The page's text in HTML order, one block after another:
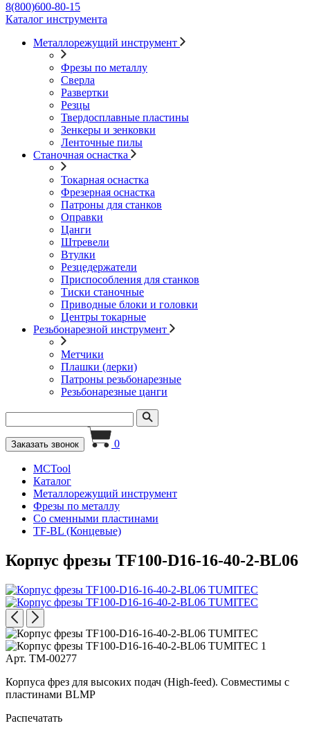
8(800)600-80-15
Каталог инструмента
Металлорежущий инструмент
Фрезы по металлу
Сверла
Развертки
Резцы
Твердосплавные пластины
Зенкеры и зенковки
Ленточные пилы
Станочная оснастка
Токарная оснастка
Фрезерная оснастка
Патроны для станков
Оправки
Цанги
Штревели
Втулки
Резцедержатели
Приспособления для станков
Тиски станочные
Приводные блоки и головки
Центры токарные
Резьбонарезной инструмент
Метчики
Плашки (лерки)
Патроны резьбонарезные
Резьбонарезные цанги
Заказать звонок 0
MCTool
Каталог
Металлорежущий инструмент
Фрезы по металлу
Со сменными пластинами
TF-BL (Концевые)
Корпус фрезы TF100-D16-16-40-2-BL06
Арт. TM-00277
Корпуса фрез для высоких подач (High-feed). Совместимы с
пластинами BLMP
Распечатать